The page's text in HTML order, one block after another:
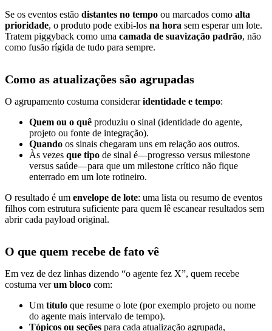
Se os eventos estão distantes no tempo ou marcados como alta
prioridade, o produto pode exibi-los na hora sem esperar um lote.
Tratem piggyback como uma camada de suavização padrão, não
como fusão rígida de tudo para sempre.
Como as atualizações são agrupadas
O agrupamento costuma consideraridentidade e tempo:
Quem ou o quê produziu o sinal (identidade do agente,
projeto ou fonte de integração).
Quando os sinais chegaram uns em relação aos outros.
Às vezes que tipo de sinal é—progresso versus milestone
versus saúde—para que um milestone crítico não fique
enterrado em um lote rotineiro.
O resultado é um envelope de lote: uma lista ou resumo de eventos
filhos com estrutura suficiente para quem lê escanear resultados sem
abrir cada payload original.
O que quem recebe de fato vê
Em vez de dez linhas dizendo “o agente fez X”, quem recebe
costuma verum bloco com:
Um título que resume o lote (por exemplo projeto ou nome
do agente mais intervalo de tempo).
Tópicos ou seções para cada atualização agrupada,